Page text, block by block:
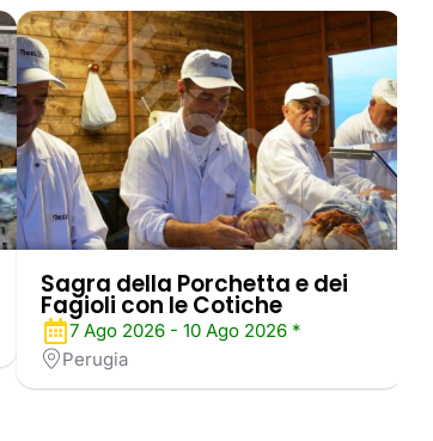
Sagra della Porchetta e dei
Fagioli con le Cotiche
7 Ago 2026 - 10 Ago 2026 *
Perugia